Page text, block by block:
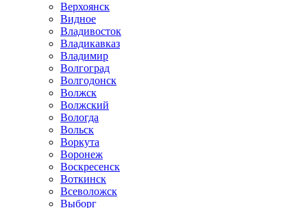
Верхоянск
Видное
Владивосток
Владикавказ
Владимир
Волгоград
Волгодонск
Волжск
Волжский
Вологда
Вольск
Воркута
Воронеж
Воскресенск
Воткинск
Всеволожск
Выборг